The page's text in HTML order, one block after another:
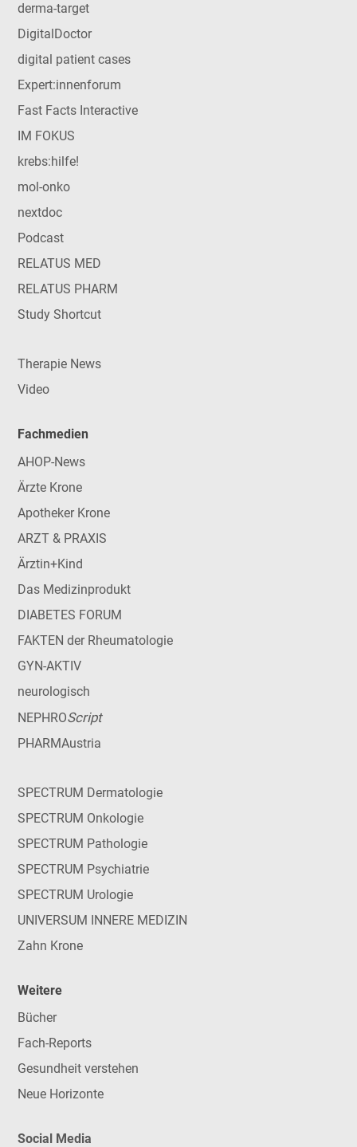
derma-target
DigitalDoctor
digital patient cases
Expert:innenforum
Fast Facts Interactive
IM FOKUS
krebs:hilfe!
mol-onko
nextdoc
Podcast
RELATUS MED
RELATUS PHARM
Study Shortcut
Therapie News
Video
Fachmedien
AHOP-News
Ärzte Krone
Apotheker Krone
ARZT & PRAXIS
Ärztin+Kind
Das Medizinprodukt
DIABETES FORUM
FAKTEN der Rheumatologie
GYN-AKTIV
neurologisch
NEPHROScript
PHARMAustria
SPECTRUM Dermatologie
SPECTRUM Onkologie
SPECTRUM Pathologie
SPECTRUM Psychiatrie
SPECTRUM Urologie
UNIVERSUM INNERE MEDIZIN
Zahn Krone
Weitere
Bücher
Fach-Reports
Gesundheit verstehen
Neue Horizonte
Social Media